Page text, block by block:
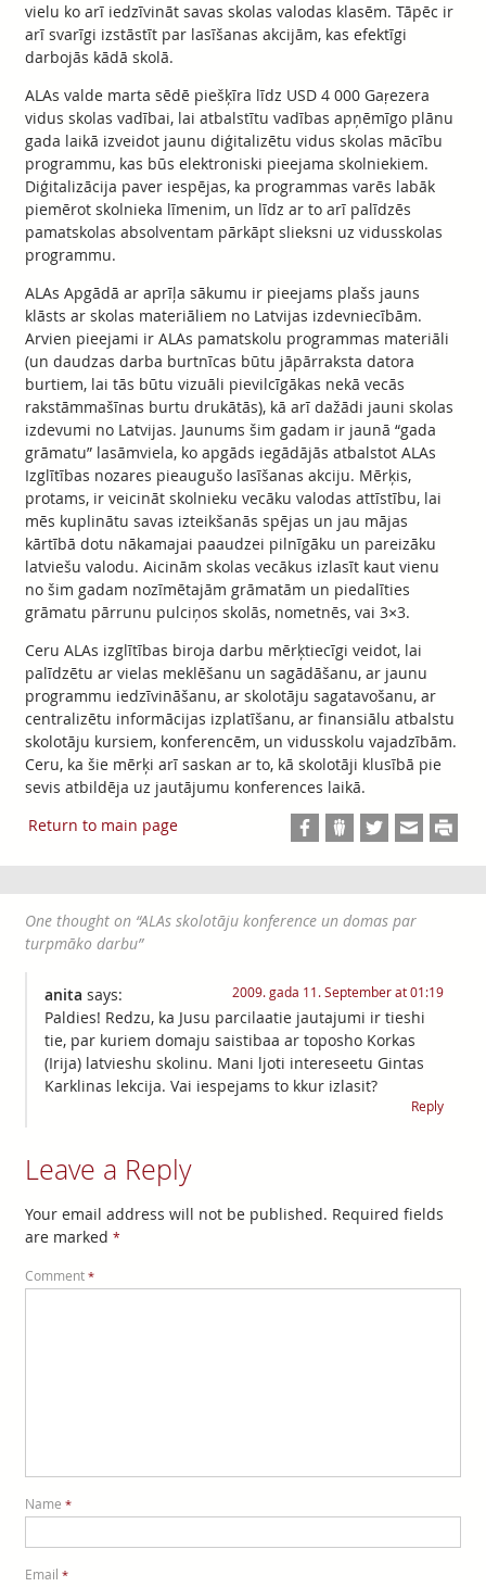
vielu ko arī iedzīvināt savas skolas valodas klasēm. Tāpēc ir
arī svarīgi izstāstīt par lasīšanas akcijām, kas efektīgi
darbojās kādā skolā.
ALAs valde marta sēdē piešķīra līdz USD 4 000 Gaŗezera
vidus skolas vadībai, lai atbalstītu vadības apņēmīgo plānu
gada laikā izveidot jaunu diģitalizētu vidus skolas mācību
programmu, kas būs elektroniski pieejama skolniekiem.
Diģitalizācija paver iespējas, ka programmas varēs labāk
piemērot skolnieka līmenim, un līdz ar to arī palīdzēs
pamatskolas absolventam pārkāpt slieksni uz vidusskolas
programmu.
ALAs Apgādā ar aprīļa sākumu ir pieejams plašs jauns
klāsts ar skolas materiāliem no Latvijas izdevniecībām.
Arvien pieejami ir ALAs pamatskolu programmas materiāli
(un daudzas darba burtnīcas būtu jāpārraksta datora
burtiem, lai tās būtu vizuāli pievilcīgākas nekā vecās
rakstāmmašīnas burtu drukātās), kā arī dažādi jauni skolas
izdevumi no Latvijas. Jaunums šim gadam ir jaunā “gada
grāmatu” lasāmviela, ko apgāds iegādājās atbalstot ALAs
Izglītības nozares pieaugušo lasīšanas akciju. Mērķis,
protams, ir veicināt skolnieku vecāku valodas attīstību, lai
mēs kuplinātu savas izteikšanās spējas un jau mājas
kārtībā dotu nākamajai paaudzei pilnīgāku un pareizāku
latviešu valodu. Aicinām skolas vecākus izlasīt kaut vienu
no šim gadam nozīmētajām grāmatām un piedalīties
grāmatu pārrunu pulciņos skolās, nometnēs, vai 3×3.
Ceru ALAs izglītības biroja darbu mērķtiecīgi veidot, lai
palīdzētu ar vielas meklēšanu un sagādāšanu, ar jaunu
programmu iedzīvināšanu, ar skolotāju sagatavošanu, ar
centralizētu informācijas izplatīšanu, ar finansiālu atbalstu
skolotāju kursiem, konferencēm, un vidusskolu vajadzībām.
Ceru, ka šie mērķi arī saskan ar to, kā skolotāji klusībā pie
sevis atbildēja uz jautājumu konferences laikā.
Return to main page
One thought on “ALAs skolotāju konference un domas par
turpmāko darbu”
anita says: 2009. gada 11. September at 01:19
Paldies! Redzu, ka Jusu parcilaatie jautajumi ir tieshi
tie, par kuriem domaju saistibaa ar toposho Korkas
(Irija) latvieshu skolinu. Mani ljoti intereseetu Gintas
Karklinas lekcija. Vai iespejams to kkur izlasit?
Reply
Leave a Reply
Your email address will not be published. Required fields
are marked *
Comment *
Name *
Email *